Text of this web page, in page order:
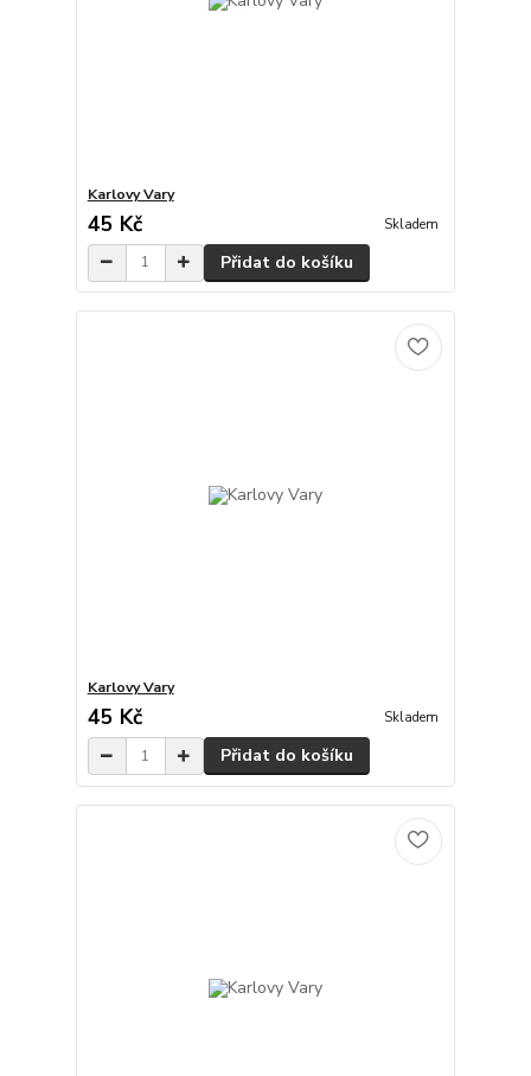
Karlovy Vary
45 Kč Skladem
Přidat do košíku
Karlovy Vary
45 Kč Skladem
Přidat do košíku